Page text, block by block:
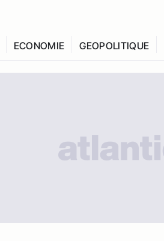
ECONOMIE GEOPOLITIQUE